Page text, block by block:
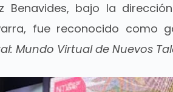
Benavides, bajo la
fue reconocido como
Mundo Virtual de Nuevos